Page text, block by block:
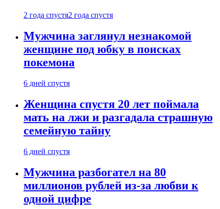
2 года спустя2 года спустя
Мужчина заглянул незнакомой
женщине под юбку в поисках
покемона
6 дней спустя
Женщина спустя 20 лет поймала
мать на лжи и разгадала страшную
семейную тайну
6 дней спустя
Мужчина разбогател на 80
миллионов рублей из-за любви к
одной цифре